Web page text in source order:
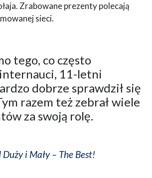
Zrabowane prezenty polecają
sieci.
tego, co często
11-letni
dobrze sprawdził się
razem też zebrał wiele
za swoją rolę.
i Mały – The Best!